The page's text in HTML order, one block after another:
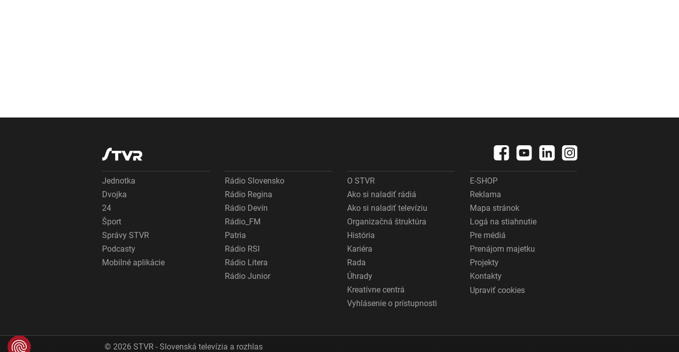
Jednotka
Dvojka
24
Šport
Správy STVR
Podcasty
Mobilné aplikácie
Rádio Slovensko
Rádio Regina
Rádio Devín
Rádio_FM
Patria
Rádio RSI
Rádio Litera
Rádio Junior
O STVR
Ako si naladiť rádiá
Ako si naladiť televíziu
Organizačná štruktúra
História
Kariéra
Rada
Úhrady
Kreatívne centrá
Vyhlásenie o prístupnosti
E-SHOP
Reklama
Mapa stránok
Logá na stiahnutie
Pre médiá
Prenájom majetku
Projekty
Kontakty
Upraviť cookies
© 2026 STVR - Slovenská televízia a rozhlas